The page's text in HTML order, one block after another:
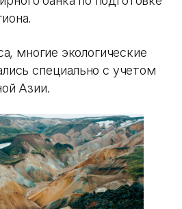
многие экологические
специально с учетом
Азии.